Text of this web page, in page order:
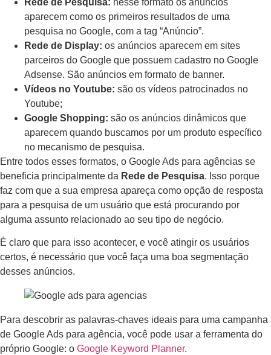
Rede de Pesquisa: nesse formato os anúncios
aparecem como os primeiros resultados de uma
pesquisa no Google, com a tag “Anúncio”.
Rede de Display: os anúncios aparecem em sites
parceiros do Google que possuem cadastro no Google
Adsense. São anúncios em formato de banner.
Vídeos no Youtube: são os vídeos patrocinados no
Youtube;
Google Shopping: são os anúncios dinâmicos que
aparecem quando buscamos por um produto específico
no mecanismo de pesquisa.
Entre todos esses formatos, o Google Ads para agências se
beneficia principalmente da Rede de Pesquisa. Isso porque
faz com que a sua empresa apareça como opção de resposta
para a pesquisa de um usuário que está procurando por
alguma assunto relacionado ao seu tipo de negócio.
É claro que para isso acontecer, e você atingir os usuários
certos, é necessário que você faça uma boa segmentação
desses anúncios.
Para descobrir as palavras-chaves ideais para uma campanha
de Google Ads para agência, você pode usar a ferramenta do
próprio Google: o Google Keyword Planner.